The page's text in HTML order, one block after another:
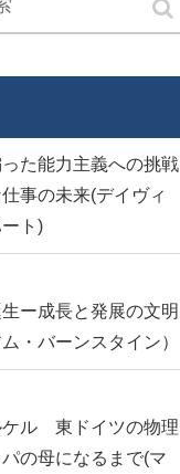
た能力主義への挑戦
事の未来(デイヴィ
ト)
生ー成長と発展の文明
・バーンスタイン）
ケル 東ドイツの物理
の母になるまで(マ